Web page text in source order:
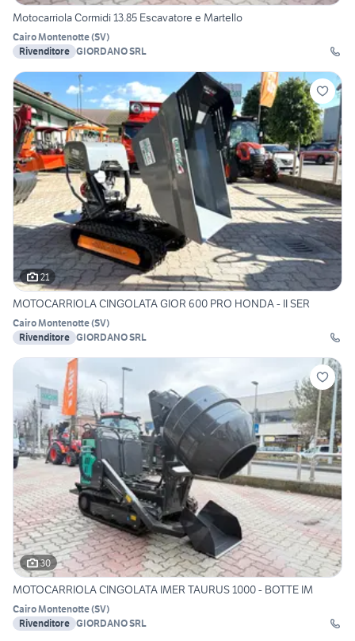
Motocarriola Cormidi 13.85 Escavatore e Martello
Cairo Montenotte(SV)
Rivenditore GIORDANO SRL
21
MOTOCARRIOLA CINGOLATA GIOR 600 PRO HONDA - II SER
Cairo Montenotte(SV)
Rivenditore GIORDANO SRL
30
MOTOCARRIOLA CINGOLATA IMER TAURUS 1000 - BOTTE IM
Cairo Montenotte(SV)
Rivenditore GIORDANO SRL